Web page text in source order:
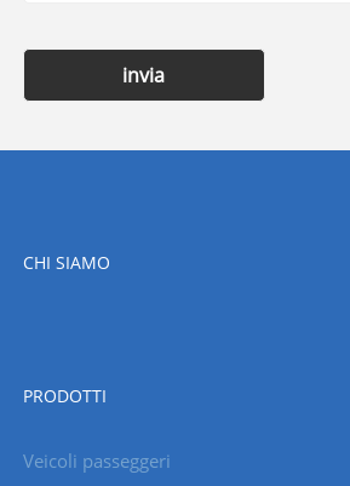
invia
CHI SIAMO
PRODOTTI
Veicoli passeggeri